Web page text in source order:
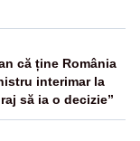
că ține România
interimar la
să ia o decizie”